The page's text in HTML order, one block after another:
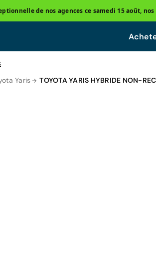
de nos agences ce samedi 15 août,
Yaris TOYOTA YARIS HYBRIDE NON-